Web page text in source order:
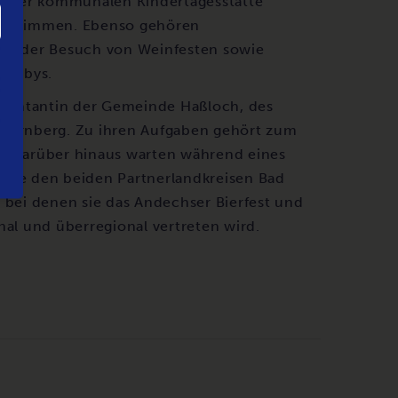
Ebenso gehören
der Besuch von Weinfesten sowie
der Gemeinde Haßloch, des
Zu ihren Aufgaben gehört zum
Darüber hinaus warten während eines
den beiden Partnerlandkreisen Bad
denen sie das Andechser Bierfest und
und überregional vertreten wird.